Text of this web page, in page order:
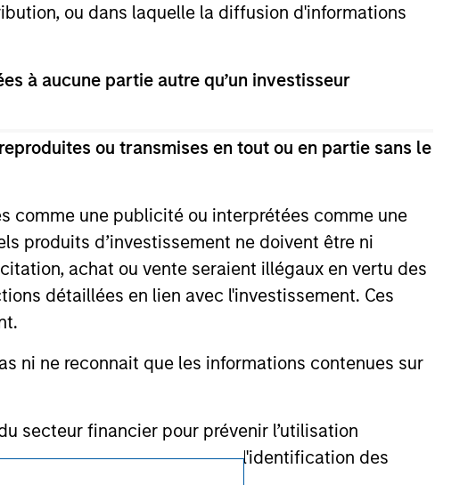
ou dans laquelle la diffusion d'informations
à aucune partie autre qu’un investisseur
ou transmises en tout ou en partie sans le
comme une publicité ou interprétées comme une
produits d’investissement ne doivent être ni
achat ou vente seraient illégaux en vertu des
détaillées en lien avec l'investissement. Ces
ni ne reconnait que les informations contenues sur
secteur financier pour prévenir l’utilisation
des procédures permettant l'identification des
not constitute and should not be construed as an
jurisdiction in which such offer or solicitation,
risk considerations.